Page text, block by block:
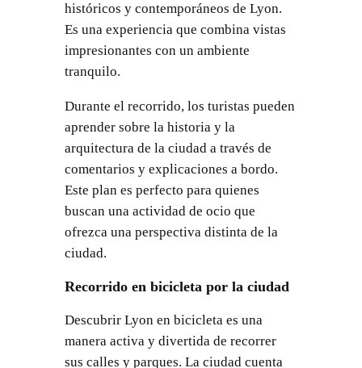
históricos y contemporáneos de Lyon.
Es una experiencia que combina vistas
impresionantes con un ambiente
tranquilo.
Durante el recorrido, los turistas pueden
aprender sobre la historia y la
arquitectura de la ciudad a través de
comentarios y explicaciones a bordo.
Este plan es perfecto para quienes
buscan una actividad de ocio que
ofrezca una perspectiva distinta de la
ciudad.
Recorrido en bicicleta por la ciudad
Descubrir Lyon en bicicleta es una
manera activa y divertida de recorrer
sus calles y parques. La ciudad cuenta